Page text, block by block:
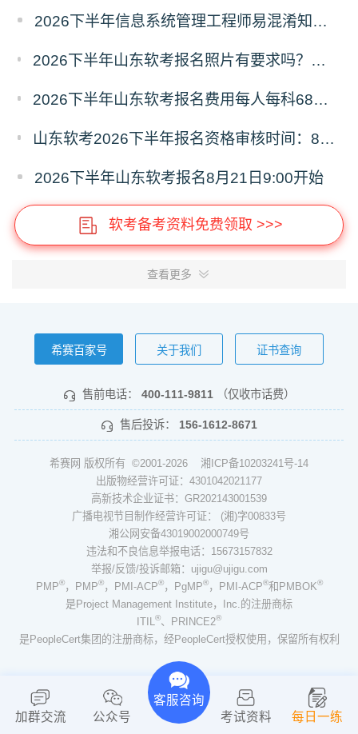
2026下半年信息系统管理工程师易混淆知识点资料
2026下半年山东软考报名照片有要求吗？必须为白色背景彩色证件照
2026下半年山东软考报名费用每人每科68元，报名缴费9月8日16:00截止
山东软考2026下半年报名资格审核时间：8月21日9:00—9月4日16:00
2026下半年山东软考报名8月21日9:00开始
软考备考资料免费领取 >>>
查看更多
希赛百家号 关于我们 证书查询
售前电话： 400-111-9811 （仅收市话费）
售后投诉： 156-1612-8671
希赛网 版权所有 ©2001-2026 湘ICP备10203241号-14
出版物经营许可证：4301042021177
高新技术企业证书：GR202143001539
广播电视节目制作经营许可证： (湘)字00833号
湘公网安备43019002000749号
违法和不良信息举报电话：15673157832
举报/反馈/投诉邮箱：ujigu@ujigu.com
PMP®，PMP®，PMI-ACP®，PgMP®，PMI-ACP®和PMBOK®
是Project Management Institute，Inc.的注册商标
ITIL®、PRINCE2®
是PeopleCert集团的注册商标，经PeopleCert授权使用，保留所有权利
加群交流 公众号
客服咨询
考试资料
每日一练